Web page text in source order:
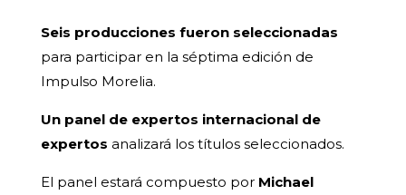
Seis producciones fueron seleccionadas
para participar en la séptima edición de
Impulso Morelia.
Un panel de expertos internacional de
expertos analizará los títulos seleccionados.
El panel estará compuesto por Michael